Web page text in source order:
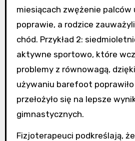
miesiącach zwężenie palców
poprawie, a rodzice
chód. Przykład 2:
aktywne sportowo, które
problemy z równowagą,
używaniu barefoot
przełożyło się na lepsze
gimnastycznych.
Fizjoterapeuci podkreślają,